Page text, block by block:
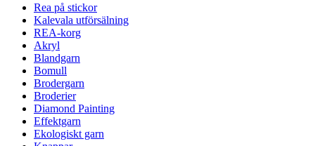
Rea på stickor
Kalevala utförsälning
REA-korg
Akryl
Blandgarn
Bomull
Brodergarn
Broderier
Diamond Painting
Effektgarn
Ekologiskt garn